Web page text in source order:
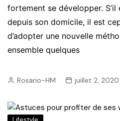
fortement se développer.
depuis son domicile, il est
d’adopter une nouvelle
ensemble quelques
Rosario-HM juillet 2, 2020